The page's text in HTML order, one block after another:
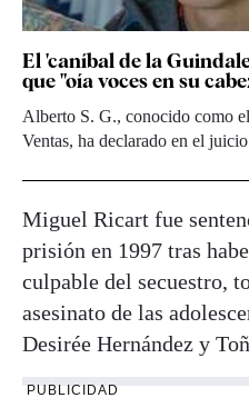
El 'caníbal de la
que "oía voces en su
Alberto S. G., conocido como
Ventas, ha declarado en el
Miguel Ricart fue
prisión en 1997 tras
culpable del secuestro,
asesinato de las
Desirée Hernández y
PUBLICIDAD